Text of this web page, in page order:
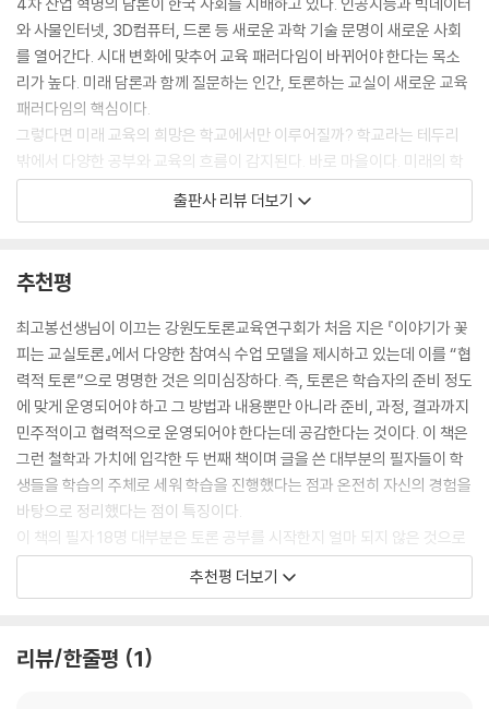
을 모두 이수하고 시험까지 마친 후 디베이트 코치 자격증을 받았습니다.
자신감을 가진 선생님들 중에는 각 기관과 학교로 문을 두드려 토론 강사
로 활동하는 기회를 만나기도 했습니다. 외부에서 열리는 토론대회에 심판
의 역할을 맡기도 하고, 드디어 ‘온동네’라는 토론 동아리를 결성했습니다.
그저 내 울타리만 생각하던 마을 사람들은 닫힌 문을 열고 토론이라는 나
무를 심고 지속적으로 물을 주어 키워온 셈입니다. 그렇게 하여 ‘토론으로
여는 아름다운 세상’이 제 곁으로 훌쩍 다가왔습니다.
---「3장. 전경애, 학교에서 마을로」중에서
다. 각자의 빛깔이 있는 쌍둥이를 키우면서 하브루타는 자연스레 생활이
고 대화하고 토론하고 논쟁하는 것이다. 쉽게 말하면 함께 이야기를 나누
다가 그 이야기가 서서히 전문화되기 시작하면 질문과 대답이 되고, 대화
를 하는 것이다. 그러다가 더 깊어지면 토론이 되고, 더 나아가 논쟁이 되는
것이다.’라는 말이 있습니다. 그래서 언젠가 아이들과 하브루타에 대해 빈
칸 채우기를 해본 적이 있었습니다. 그때 아이가 적은 글 중에 하나를 소개
하려 합니다.
“하브루타는 [성장]이다. 왜냐하면 소통을 하다 나와 다른 의견을 들을 수
도 있고 새로운 생각도 떠오르기 때문이다. 다름을 인정하고 나를 성장시
---「8장. 곽은숙, 토론의 풍경」중에서
토론캠프 두 번째 활동은 ‘피라미드 토론’으로 진행했습니다. 우리가 배운
피라미드 토론은 민주적, 합리적 토론입니다. 그런데 초등학교 6학년 도덕
와 사물인터넷, 3D컴퓨터, 드론 등 새로운 과학 기술 문명이 새로운 사회
를 열어간다. 시대 변화에 맞추어 교육 패러다임이 바뀌어야 한다는 목소
리가 높다. 미래 담론과 함께 질문하는 인간, 토론하는 교실이 새로운 교육
패러다임의 핵심이다.
그렇다면 미래 교육의 희망은 학교에서만 이루어질까? 학교라는 테두리
밖에서 다양한 공부와 교육의 흐름이 감지된다. 바로 마을이다. 미래의 학
교는 외부, 특히 마을과의 접속 없이 독자적으로 새로운 패러다임을 완성
할 수 없다. 마을, 그 오래된 미래야말로 미래 교육의 산실로 거듭나는 공간
마을과 토론이 만나는 곳, 우리나라 최초로 토론교육협동조합이 탄생한 곳
이 강원도다. 강원토론교육협동조합은 명실상부 우리나라 최초의 토론교
육협동조합으로 강원도내 열 곳의 도시에서 100여 명의 조합원들이 활발
하게 교육 활동을 펼치는 중이다. 한 도시도 아니고 열 곳의 도시에서 어떻
게 백여 명의 조합원들이 모였을까? 그 중심에 산파 역할을 한 최고봉 선생
님이 있다.
서구식 디베이트라는 경쟁식 토론의 어려움과 부담감에 힘들어하던 지역
주민들에게 희망의 씨앗을 뿌린 사람은 바로 최고봉 선생님. 최고봉 선생
님은 강원도 전역을 발품 팔아가며 다니면서 봉사하는 마음으로 토론 교육
을 나누어왔다. 그가 지향하는 협력 토론이 그 정신을 상징하고 그 실천의
미가 있지만 마을의 어린이들과 함께 하기에는 무리가 많았다. 배움의 과
출판사 리뷰 더보기
추천평
최고봉선생님이 이끄는 강원도토론교육연구회가 처음 지은 『이야기가 꽃
피는 교실토론』에서 다양한 참여식 수업 모델을 제시하고 있는데 이를 “협
력적 토론”으로 명명한 것은 의미심장하다. 즉, 토론은 학습자의 준비 정도
에 맞게 운영되어야 하고 그 방법과 내용뿐만 아니라 준비, 과정, 결과까지
민주적이고 협력적으로 운영되어야 한다는데 공감한다는 것이다. 이 책은
그런 철학과 가치에 입각한 두 번째 책이며 글을 쓴 대부분의 필자들이 학
생들을 학습의 주체로 세워 학습을 진행했다는 점과 온전히 자신의 경험을
바탕으로 정리했다는 점이 특징이다.
이 책의 필자 18명 대부분은 토론 공부를 시작한지 얼마 되지 않은 것으로
알고 있다. 물론 오래 전부터 학교에 강의를 해왔던 분들도 있지만 토론과
관련된 학습과 교육은 최근 2~3년 내에 배우고 익힌 실력을 바탕으로 학
다. 그래서 『학교, 마을과 만나다』라는 제목은 신선하다. 지금 이 시대의 학
추천평 더보기
리뷰/한줄평 1